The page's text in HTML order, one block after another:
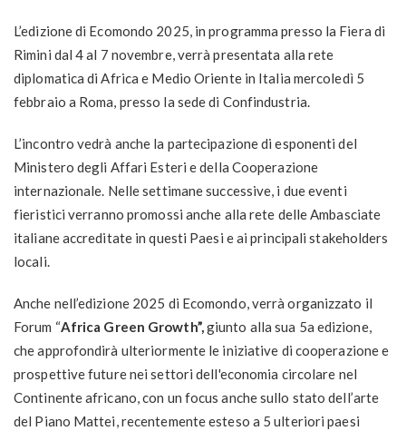
L’edizione di Ecomondo 2025, in programma presso la Fiera di
Rimini dal 4 al 7 novembre, verrà presentata alla rete
diplomatica di Africa e Medio Oriente in Italia mercoledì 5
febbraio a Roma, presso la sede di Confindustria.
L’incontro vedrà anche la partecipazione di esponenti del
Ministero degli Affari Esteri e della Cooperazione
internazionale. Nelle settimane successive, i due eventi
fieristici verranno promossi anche alla rete delle Ambasciate
italiane accreditate in questi Paesi e ai principali stakeholders
locali.
Anche nell’edizione 2025 di Ecomondo, verrà organizzato il
Forum “Africa Green Growth”,giunto alla sua 5a edizione,
che approfondirà ulteriormente le iniziative di cooperazione e
prospettive future nei settori dell'economia circolare nel
Continente africano, con un focus anche sullo stato dell’arte
del Piano Mattei, recentemente esteso a 5 ulteriori paesi